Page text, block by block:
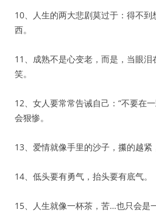
10、人生的两大悲剧莫过于：得不
西。
11、成熟不是心变老，而是，当眼
笑。
12、女人要常常告诫自己：“不要在
会狠惨。
13、爱情就像手里的沙子，攥的越紧
14、低头要有勇气，抬头要有底气。
15、人生就像一杯茶，苦…也只会是